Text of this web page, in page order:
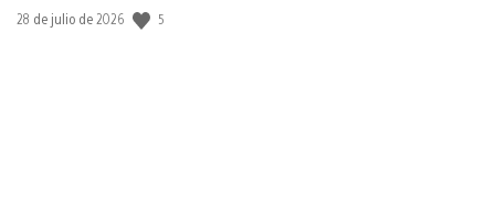
Fecha
28 de julio de 2026 5